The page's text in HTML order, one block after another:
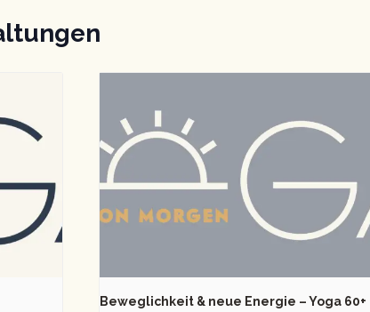
Beweglichkeit & neue Energie – Yoga 60+